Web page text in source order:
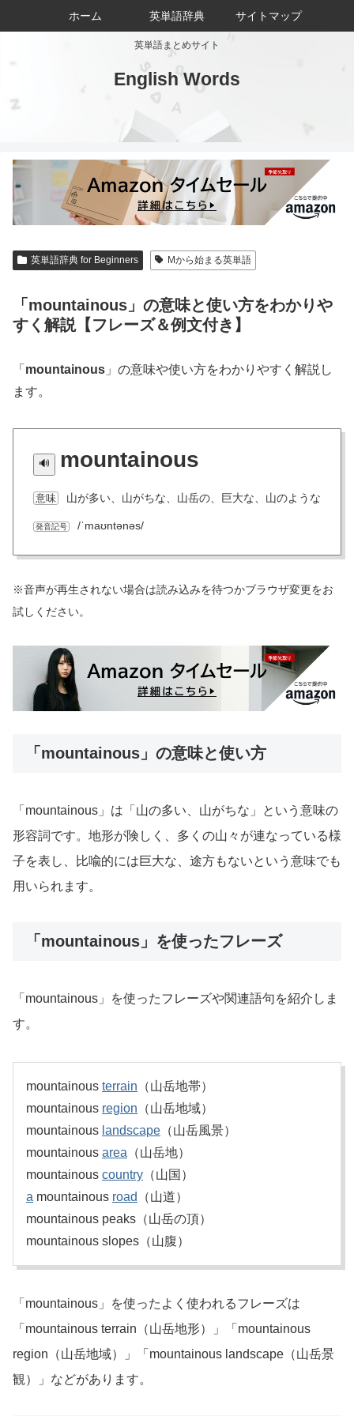
英単語まとめサイト
English Words
ホーム 英単語辞典 サイトマップ
英単語辞典 for Beginners Mから始まる英単語
「mountainous」の意味と使い方をわかりや
すく解説【フレーズ＆例文付き】
「 mountainous 」の意味や使い方をわかりやすく解説し
ます。
mountainous
意味 山が多い、山がちな、山岳の、巨大な、山のような
発音記号 /ˈmaʊntənəs/
※音声が再生されない場合は読み込みを待つかブラウザ変更をお
試しください。
「mountainous」の意味と使い方
「mountainous」は「山の多い、山がちな」という意味の
形容詞です。地形が険しく、多くの山々が連なっている様
子を表し、比喩的には巨大な、途方もないという意味でも
用いられます。
「mountainous」を使ったフレーズ
「mountainous」を使ったフレーズや関連語句を紹介しま
す。
mountainous terrain （山岳地帯）
mountainous region （山岳地域）
mountainous landscape （山岳風景）
mountainous area （山岳地）
mountainous country （山国）
a mountainous road
（山道）
mountainous peaks（山岳の頂）
mountainous slopes（山腹）
「mountainous」を使ったよく使われるフレーズは
「mountainous terrain（山岳地形）」「mountainous
region（山岳地域）」「mountainous landscape（山岳景
観）」などがあります。